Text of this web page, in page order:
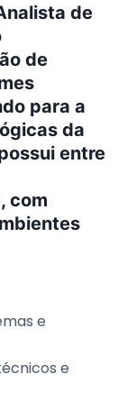
de
de
para a
da
entre
com
e
e